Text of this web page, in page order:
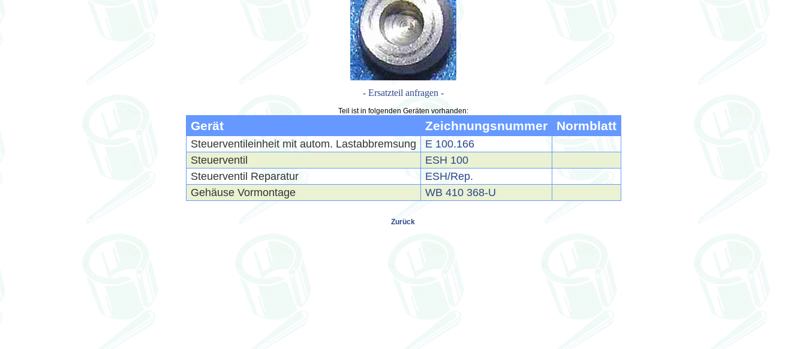
- Ersatzteil anfragen -
Teil ist in folgenden Geräten vorhanden:
Gerät Zeichnungsnummer Normblatt
Steuerventileinheit mit autom. Lastabbremsung
E 100.166
Steuerventil
ESH 100
Steuerventil Reparatur
ESH/Rep.
Gehäuse Vormontage
WB 410 368-U
Zurück